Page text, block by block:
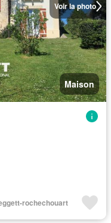
Voir la photo
Maison
rochechouart